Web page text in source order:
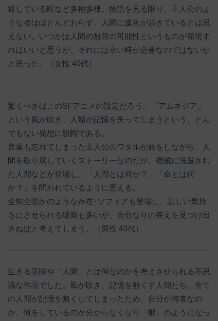
返している町など多種多様。物語を見る限り、主人公のよ
うな者はほとんどおらず、人間に進化が起きているとは思
えない。いつかは人間の無限の可能性というものが発現す
ればいいと思うが、それには永い時が必要なのではないか
と思った。（女性 40代）
驚くべきはこのSFアニメの設定だろう。「アムネジア」
という風が吹き、人類が記憶を失ってしまうという、とん
でもない発想に脱帽である。
言葉も忘れてしまった主人公のワタルが旅をしながら、人
間を取り戻していくストーリーなのだが、機械に洗脳され
た人間などが登場し、「人間とは何か？」「命とは何
か？」を問われているように思える。
全知全能かのような存在･ソフィアも登場し、悲しい気持
ちにさせられる場面も多いが、自分なりの答えを見つけ出
さねばと考えてしまう。（男性 40代）
生きる意味や「人間」とは何なのかを考えさせられる不思
議な作品でした。風が吹き、記憶を無くす人間たち。全て
の人間が記憶を無くしてしまったため、自分が何者なの
か、何をしているのか分からなくなり「獣」のようになっ